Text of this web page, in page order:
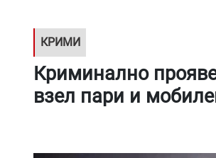
КРИМИ
Криминално
взел пари и